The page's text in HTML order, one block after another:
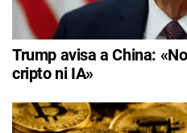
Trump avisa a China:
cripto ni IA»